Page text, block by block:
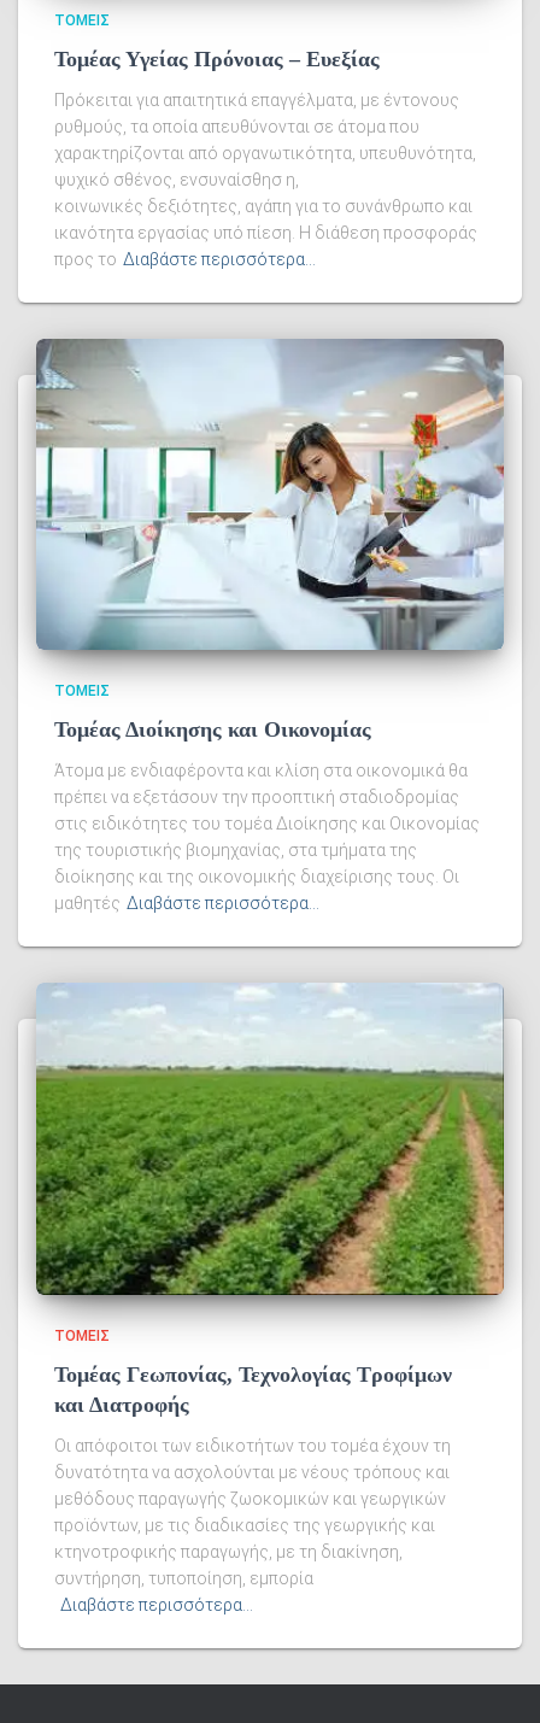
ΤΟΜΕΙΣ
Τομέας Υγείας Πρόνοιας – Ευεξίας
Πρόκειται για απαιτητικά επαγγέλματα, με έντονους
ρυθμούς, τα οποία απευθύνονται σε άτομα που
χαρακτηρίζονται από οργανωτικότητα, υπευθυνότητα,
ψυχικό σθένος, ενσυναίσθησ η,
κοινωνικές δεξιότητες, αγάπη για το συνάνθρωπο και
ικανότητα εργασίας υπό πίεση. Η διάθεση προσφοράς
προς το Διαβάστε περισσότερα…
ΤΟΜΕΙΣ
Τομέας Διοίκησης και Οικονομίας
Άτομα με ενδιαφέροντα και κλίση στα οικονομικά θα
πρέπει να εξετάσουν την προοπτική σταδιοδρομίας
στις ειδικότητες του τομέα Διοίκησης και Οικονομίας
της τουριστικής βιομηχανίας, στα τμήματα της
διοίκησης και της οικονομικής διαχείρισης τους. Οι
μαθητές Διαβάστε περισσότερα…
ΤΟΜΕΙΣ
Τομέας Γεωπονίας, Τεχνολογίας Τροφίμων
και Διατροφής
Οι απόφοιτοι των ειδικοτήτων του τομέα έχουν τη
δυνατότητα να ασχολούνται με νέους τρόπους και
μεθόδους παραγωγής ζωοκομικών και γεωργικών
προϊόντων, με τις διαδικασίες της γεωργικής και
κτηνοτροφικής παραγωγής, με τη διακίνηση,
συντήρηση, τυποποίηση, εμπορία
Διαβάστε περισσότερα…